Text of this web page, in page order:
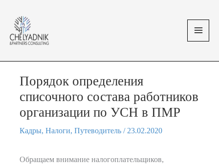
содержимому
Порядок определения
списочного состава работников
организации по УСН в ПМР
Кадры, Налоги, Путеводитель /23.02.2020
Обращаем внимание налогоплательщиков,